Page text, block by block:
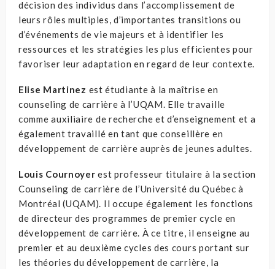
décision des individus dans l’accomplissement de
leurs rôles multiples, d’importantes transitions ou
d’événements de vie majeurs et à identifier les
ressources et les stratégies les plus efficientes pour
favoriser leur adaptation en regard de leur contexte.
Elise Martinez est étudiante à la maîtrise en
counseling de carrière à l’UQAM. Elle travaille
comme auxiliaire de recherche et d’enseignement et a
également travaillé en tant que conseillère en
développement de carrière auprès de jeunes adultes.
Louis Cournoyer est professeur titulaire à la section
Counseling de carrière de l’Université du Québec à
Montréal (UQAM). Il occupe également les fonctions
de directeur des programmes de premier cycle en
développement de carrière. À ce titre, il enseigne au
premier et au deuxième cycles des cours portant sur
les théories du développement de carrière, la